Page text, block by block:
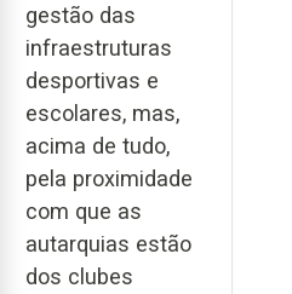
gestão das
infraestruturas
desportivas e
escolares, mas,
acima de tudo,
pela proximidade
com que as
autarquias estão
dos clubes